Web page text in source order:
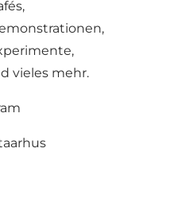
vieles mehr.